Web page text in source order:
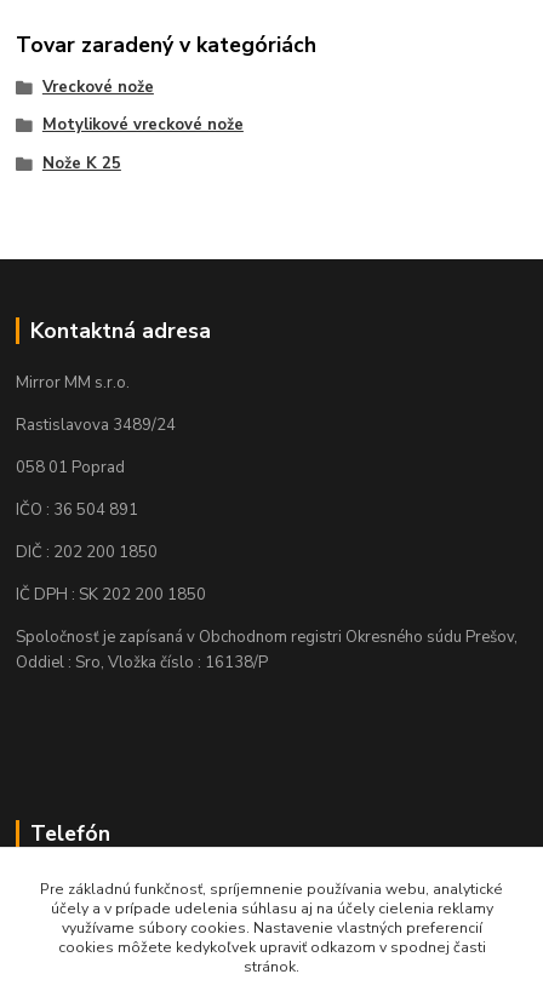
Tovar zaradený v kategóriách
Vreckové nože
Motylikové vreckové nože
Nože K 25
Kontaktná adresa
Mirror MM s.r.o.
Rastislavova 3489/24
058 01 Poprad
IČO : 36 504 891
DIČ : 202 200 1850
IČ DPH : SK 202 200 1850
Spoločnosť je zapísaná v Obchodnom registri Okresného súdu Prešov,
Oddiel : Sro, Vložka číslo : 16138/P
Telefón
+421 905 622 625
obchod@nozeplus.sk
Pre základnú funkčnosť, spríjemnenie používania webu, analytické
účely a v prípade udelenia súhlasu aj na účely cielenia reklamy
využívame súbory cookies. Nastavenie vlastných preferencií
cookies môžete kedykoľvek upraviť odkazom v spodnej časti
stránok.